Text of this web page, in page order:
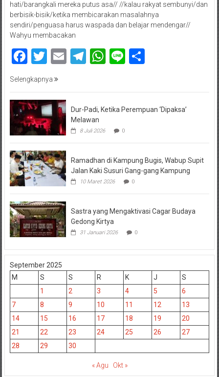
hati/barangkali mereka putus asa// //kalau rakyat sembunyi/dan
berbisik-bisik/ketika membicarakan masalahnya
sendiri/penguasa harus waspada dan belajar mendengar//
Wahyu membacakan
Facebook
Twitter
EmailTelegram
WhatsApp
LineShare
Selengkapnya
Dur-Padi, Ketika Perempuan ‘Dipaksa’
Melawan
8 Juli 2026 0
Ramadhan di Kampung Bugis, Wabup Supit
Jalan Kaki Susuri Gang-gang Kampung
10 Maret 2026 0
Sastra yang Mengaktivasi Cagar Budaya
Gedong Kirtya
31 Januari 2026 0
September 2025
M
S S R K J
S
1
2 3 4 5
6
7
8 9 10 11 12
13
14
15 16 17 18 19
20
21
22 23 24 25 26
27
28
29 30
« Agu Okt »